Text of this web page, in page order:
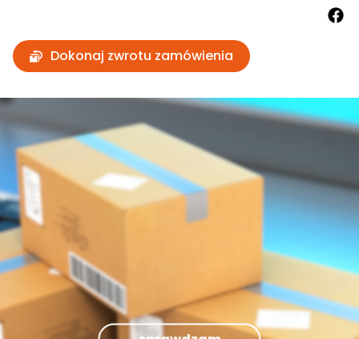
Dokonaj zwrotu zamówienia